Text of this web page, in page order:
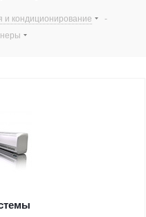
и кондиционирование
-